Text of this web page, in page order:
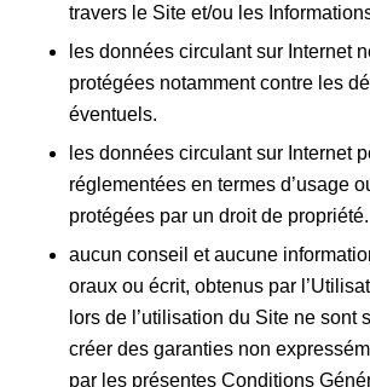
travers le Site et/ou les
les données circulant sur Internet
protégées notamment contre les
éventuels.
les données circulant sur Internet
réglementées en termes d’usage
protégées par un droit de propriété.
aucun conseil et aucune
oraux ou écrit, obtenus par
lors de l’utilisation du Site ne sont
créer des garanties non
par les présentes Conditions